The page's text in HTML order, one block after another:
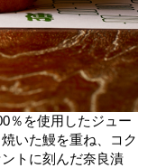
％を使用したジュー
いた鰻を重ね、コク
トに刻んだ奈良漬